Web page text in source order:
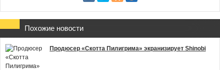
Похожие новости
Продюсер «Скотта Пилигрима» экранизирует Shinobi